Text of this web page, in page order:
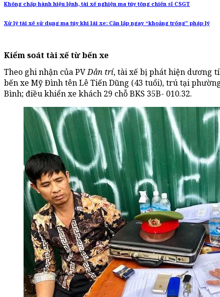
Không chấp hành hiệu lệnh, tài xế nghiện ma túy tông chiến sĩ CSGT
Xử lý tài xế sử dụng ma túy khi lái xe: Cần lấp ngay “khoảng trống” pháp lý
Kiểm soát tài xế từ bến xe
Theo ghi nhận của PVDân trí, tài xế bị phát hiện dương
bến xe Mỹ Đình tên Lê Tiến Dũng (43 tuổi), trú tại
Bình; điều khiển xe khách 29 chỗ BKS 35B- 010.32.